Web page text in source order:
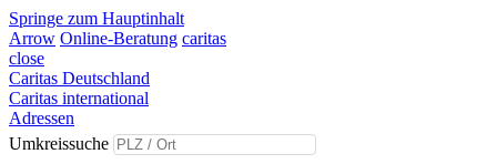
Springe zum Hauptinhalt
Arrow Online-Beratung caritas
close
Caritas Deutschland
Caritas international
Adressen
Umkreissuche